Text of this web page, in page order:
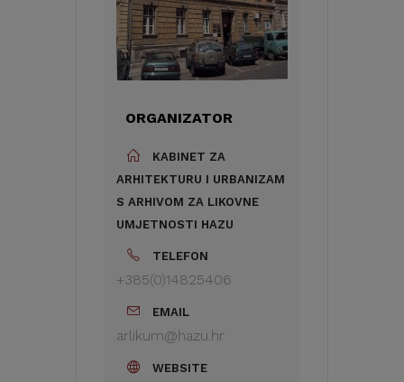
ORGANIZATOR
KABINET ZA
ARHITEKTURU I URBANIZAM
S ARHIVOM ZA LIKOVNE
UMJETNOSTI HAZU
TELEFON
+385(0)14825406
EMAIL
arlikum@hazu.hr
WEBSITE